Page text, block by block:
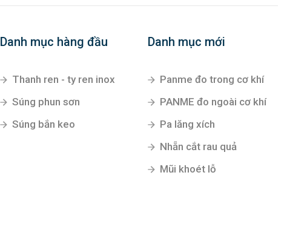
Danh mục hàng đầu
Thanh ren - ty ren inox
Súng phun sơn
Súng bắn keo
Danh mục mới
Panme đo trong cơ khí
PANME đo ngoài cơ khí
Pa lăng xích
Nhẵn cắt rau quả
Mũi khoét lỗ